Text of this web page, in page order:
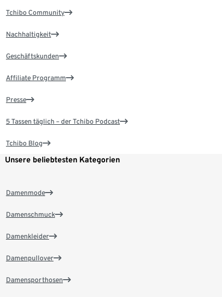
Tchibo Community
Nachhaltigkeit
Geschäftskunden
Affiliate Programm
Presse
5 Tassen täglich – der Tchibo Podcast
Tchibo Blog
Unsere beliebtesten Kategorien
Damenmode
Damenschmuck
Damenkleider
Damenpullover
Damensporthosen